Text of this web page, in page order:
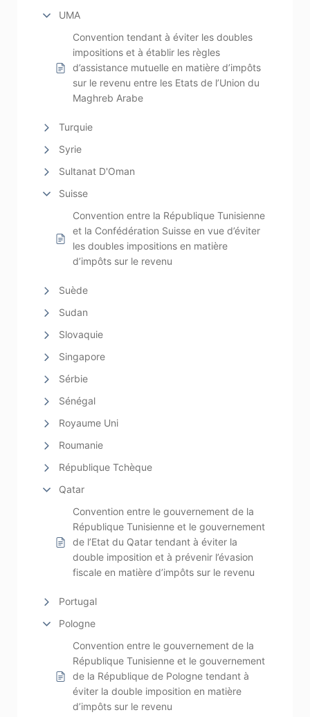
UMA
Convention tendant à éviter les doubles
impositions et à établir les règles
d’assistance mutuelle en matière d’impôts
sur le revenu entre les Etats de l’Union du
Maghreb Arabe
Turquie
Syrie
Sultanat D'Oman
Suisse
Convention entre la République Tunisienne
et la Confédération Suisse en vue d’éviter
les doubles impositions en matière
d’impôts sur le revenu
Suède
Sudan
Slovaquie
Singapore
Sérbie
Sénégal
Royaume Uni
Roumanie
République Tchèque
Qatar
Convention entre le gouvernement de la
République Tunisienne et le gouvernement
de l’Etat du Qatar tendant à éviter la
double imposition et à prévenir l’évasion
fiscale en matière d’impôts sur le revenu
Portugal
Pologne
Convention entre le gouvernement de la
République Tunisienne et le gouvernement
de la République de Pologne tendant à
éviter la double imposition en matière
d’impôts sur le revenu